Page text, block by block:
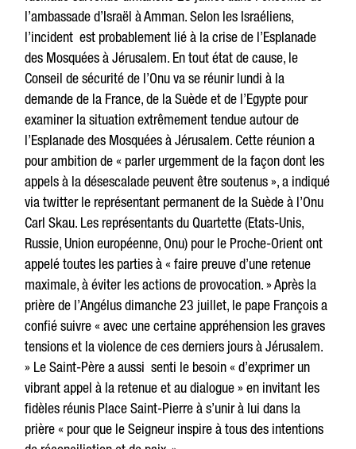
l’ambassade d’Israël à Amman. Selon les Israéliens,
l’incident est probablement lié à la crise de l’Esplanade
des Mosquées à Jérusalem. En tout état de cause, le
Conseil de sécurité de l’Onu va se réunir lundi à la
demande de la France, de la Suède et de l’Egypte pour
examiner la situation extrêmement tendue autour de
l’Esplanade des Mosquées à Jérusalem. Cette réunion a
pour ambition de « parler urgemment de la façon dont les
appels à la désescalade peuvent être soutenus », a indiqué
via twitter le représentant permanent de la Suède à l’Onu
Carl Skau. Les représentants du Quartette (Etats-Unis,
Russie, Union européenne, Onu) pour le Proche-Orient ont
appelé toutes les parties à « faire preuve d’une retenue
maximale, à éviter les actions de provocation. » Après la
prière de l’Angélus dimanche 23 juillet, le pape François a
confié suivre « avec une certaine appréhension les graves
tensions et la violence de ces derniers jours à Jérusalem.
» Le Saint-Père a aussi senti le besoin « d’exprimer un
vibrant appel à la retenue et au dialogue » en invitant les
fidèles réunis Place Saint-Pierre à s’unir à lui dans la
prière « pour que le Seigneur inspire à tous des intentions